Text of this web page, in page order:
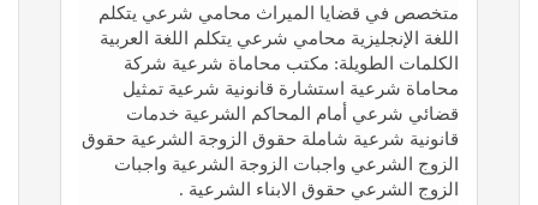
متخصص في قضايا الميراث محامي شرعي يتكلم
اللغة الإنجليزية محامي شرعي يتكلم اللغة العربية
الكلمات الطويلة: مكتب محاماة شرعية شركة
محاماة شرعية استشارة قانونية شرعية تمثيل
قضائي شرعي أمام المحاكم الشرعية خدمات
قانونية شرعية شاملة حقوق الزوجة الشرعية حقوق
الزوج الشرعي واجبات الزوجة الشرعية واجبات
الزوج الشرعي حقوق الابناء الشرعية .